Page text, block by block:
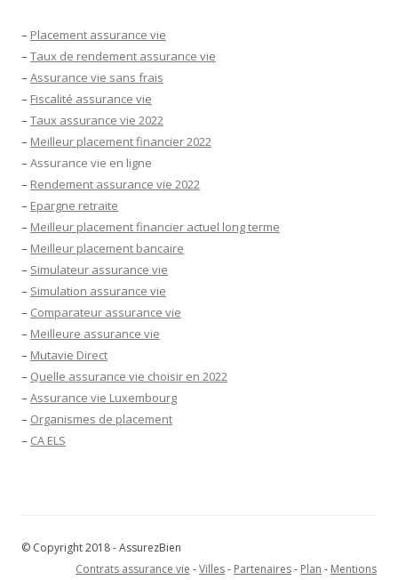
– Placement assurance vie
– Taux de rendement assurance vie
– Assurance vie sans frais
– Fiscalité assurance vie
– Taux assurance vie 2022
– Meilleur placement financier 2022
– Assurance vie en ligne
– Rendement assurance vie 2022
– Epargne retraite
– Meilleur placement financier actuel long terme
– Meilleur placement bancaire
– Simulateur assurance vie
– Simulation assurance vie
– Comparateur assurance vie
– Meilleure assurance vie
– Mutavie Direct
– Quelle assurance vie choisir en 2022
– Assurance vie Luxembourg
– Organismes de placement
– CA ELS
© Copyright 2018 - AssurezBien
Contrats assurance vie -Villes- Partenaires- Plan - Mentions